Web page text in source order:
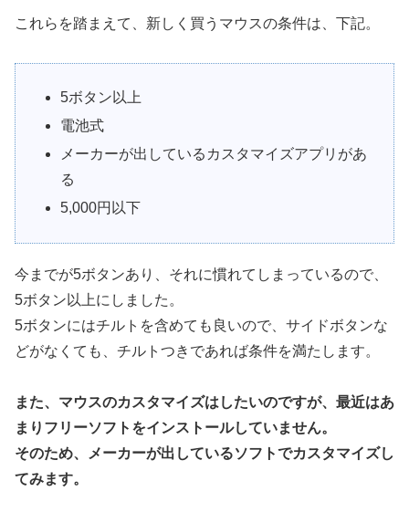
これらを踏まえて、新しく買うマウスの条件は、下記。
5ボタン以上
電池式
メーカーが出しているカスタマイズアプリがあ
る
5,000円以下
今までが5ボタンあり、それに慣れてしまっているので、
5ボタン以上にしました。
5ボタンにはチルトを含めても良いので、サイドボタンな
どがなくても、チルトつきであれば条件を満たします。
また、マウスのカスタマイズはしたいのですが、最近はあ
まりフリーソフトをインストールしていません。
そのため、メーカーが出しているソフトでカスタマイズし
てみます。